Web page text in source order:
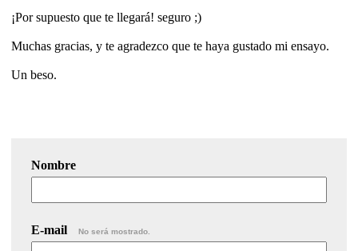
¡Por supuesto que te llegará! seguro ;)
Muchas gracias, y te agradezco que te haya gustado mi ensayo.
Un beso.
Nombre
E-mail No será mostrado.